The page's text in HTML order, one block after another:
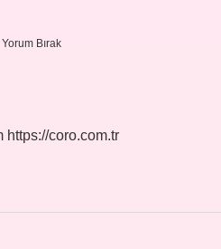
Yorum Bırak
https://coro.com.tr